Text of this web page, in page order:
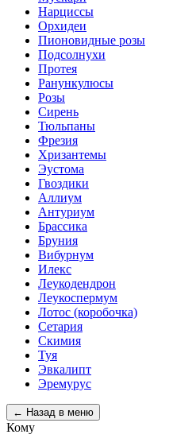
Нарциссы
Орхидеи
Пионовидные розы
Подсолнухи
Протея
Ранункулюсы
Розы
Сирень
Тюльпаны
Фрезия
Хризантемы
Эустома
Гвоздики
Аллиум
Антуриум
Брассика
Бруния
Вибурнум
Илекс
Леукодендрон
Леукоспермум
Лотос (коробочка)
Сетария
Скимия
Туя
Эвкалипт
Эремурус
← Назад в меню
Кому